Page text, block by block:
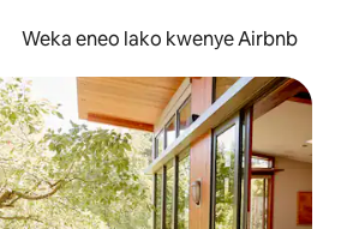
Weka eneo lako kwenye Airbnb